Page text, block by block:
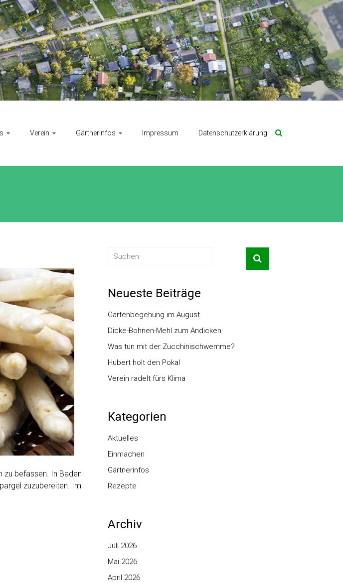
Verein Gärtnerinfos Impressum Datenschutzerklärung
zu befassen. In Baden
zuzubereiten. Im
Neueste Beiträge
Gartenbegehung im August
Dicke-Bohnen-Mehl zum Andicken
Was tun mit der Zucchinischwemme?
Hubert holt den Pokal
Verein radelt fürs Klima
Kategorien
Aktuelles
Einmachen
Gärtnerinfos
Rezepte
Archiv
Juli 2026
Mai 2026
April 2026